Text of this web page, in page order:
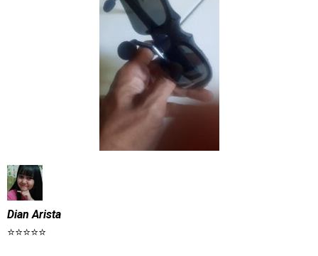
Dian Arista
⭐⭐⭐⭐⭐